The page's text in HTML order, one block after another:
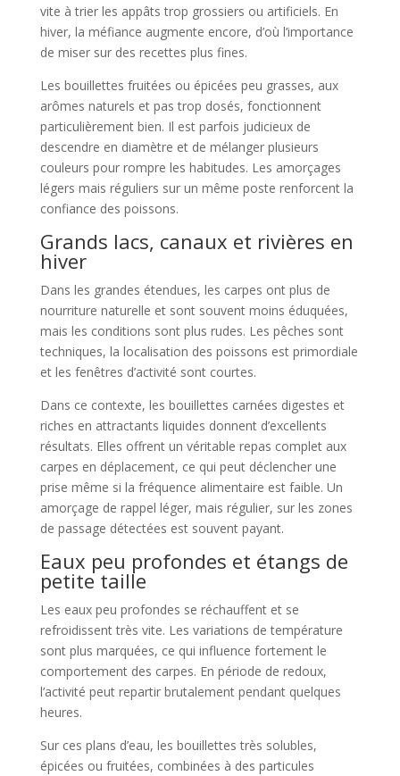
vite à trier les appâts trop grossiers ou artificiels. En
hiver, la méfiance augmente encore, d’où l’importance
de miser sur des recettes plus fines.
Les bouillettes fruitées ou épicées peu grasses, aux
arômes naturels et pas trop dosés, fonctionnent
particulièrement bien. Il est parfois judicieux de
descendre en diamètre et de mélanger plusieurs
couleurs pour rompre les habitudes. Les amorçages
légers mais réguliers sur un même poste renforcent la
confiance des poissons.
Grands lacs, canaux et rivières en
hiver
Dans les grandes étendues, les carpes ont plus de
nourriture naturelle et sont souvent moins éduquées,
mais les conditions sont plus rudes. Les pêches sont
techniques, la localisation des poissons est primordiale
et les fenêtres d’activité sont courtes.
Dans ce contexte, les bouillettes carnées digestes et
riches en attractants liquides donnent d’excellents
résultats. Elles offrent un véritable repas complet aux
carpes en déplacement, ce qui peut déclencher une
prise même si la fréquence alimentaire est faible. Un
amorçage de rappel léger, mais régulier, sur les zones
de passage détectées est souvent payant.
Eaux peu profondes et étangs de
petite taille
Les eaux peu profondes se réchauffent et se
refroidissent très vite. Les variations de température
sont plus marquées, ce qui influence fortement le
comportement des carpes. En période de redoux,
l’activité peut repartir brutalement pendant quelques
heures.
Sur ces plans d’eau, les bouillettes très solubles,
épicées ou fruitées, combinées à des particules